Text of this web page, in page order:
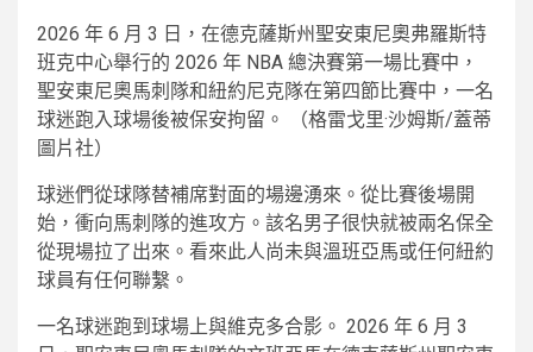
2026 年 6 月 3 日，在德克薩斯州聖安東尼奧弗羅斯特
班克中心舉行的 2026 年 NBA 總決賽第一場比賽中，
聖安東尼奧馬刺隊和紐約尼克隊在第四節比賽中，一名
球迷跑入球場後被保安拘留。
（格雷戈里·沙姆斯/蓋蒂
圖片社）
球迷們從球隊替補席對面的場邊湧來。從比賽後場開
始，衝向馬刺隊的進攻方。該名男子很快就被兩名保全
從現場拉了出來。看來此人尚未與溫班亞馬​​或任何紐約
球員有任何聯繫。
一名球迷跑到球場上與維克多合影。 2026 年 6 月 3